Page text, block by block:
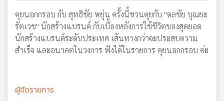
เครือ
ข่าย
คุยนอกกรอบ กับ สุทธิชัย หยุ่น ครั้งนี้ชวนคุยกับ "ดลชัย บุณยะ
รัตเวช" นักสร้างแบรนด์ กับเบื้องหลังการใช้ชีวิตของสุดยอด
นักสร้างแบรนด์ระดับประเทศ เส้นทางกว่าจะประสบความ
สำเร็จ และอนาคตในวงการ ฟังได้ในรายการ คุยนอกกรอบ ค่ะ
ผู้จัดรายการ